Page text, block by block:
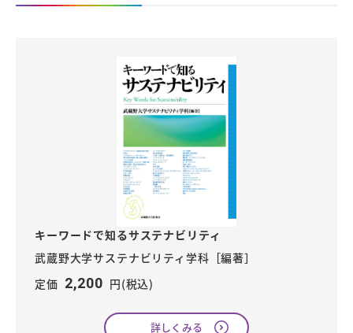
キーワードで知るサステナビリティ
武蔵野大学サステナビリティ学科［編著］
定価 2,200 円(税込)
詳しくみる